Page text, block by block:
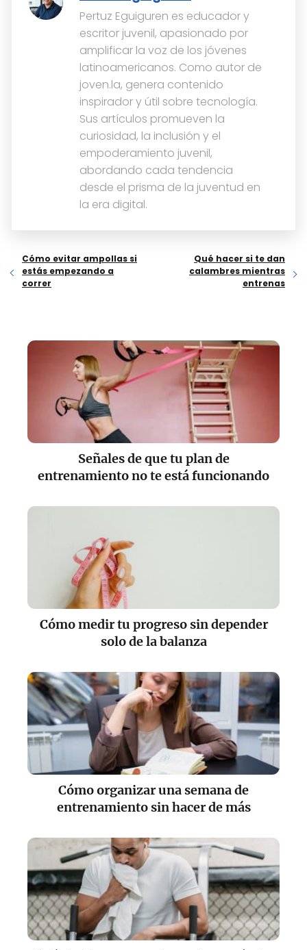
Pertuz Eguiguren es educador y
escritor juvenil, apasionado por
amplificar la voz de los jóvenes
latinoamericanos. Como autor de
joven.la, genera contenido
inspirador y útil sobre tecnología.
Sus artículos promueven la
curiosidad, la inclusión y el
empoderamiento juvenil,
abordando cada tendencia
desde el prisma de la juventud en
la era digital.
Cómo evitar ampollas si
estás empezando a
correr
Qué hacer si te dan
calambres mientras
entrenas
Señales de que tu plan de
entrenamiento no te está funcionando
Cómo medir tu progreso sin depender
solo de la balanza
Cómo organizar una semana de
entrenamiento sin hacer de más